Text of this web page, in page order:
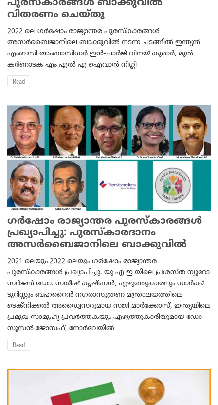
പുരസ്കാരങ്ങൾ ബാക്കുവിൽ
വിതരണം ചെയ്തു
2022 ലെ ഗർഷോം രാജ്യാന്തര പുരസ്കാരങ്ങൾ
അസർബൈജാനിലെ ബാക്കുവിൽ നടന്ന ചടങ്ങിൽ ഇന്ത്യൻ
എംബസി അംബാസിഡർ ഇൻ-ചാർജ് വിനയ് കുമാർ, മുൻ
കർണാടക എം എൽ എ ഐവാൻ നിഗ്ലി
Read
ഗര്‍ഷോം രാജ്യാന്തര പുരസ്‌കാരങ്ങള്‍
പ്രഖ്യാപിച്ചു: പുരസ്‌കാരദാനം
അസർബൈജാനിലെ ബാക്കുവിൽ
2021 ലെയും 2022 ലെയും ഗര്‍ഷോം രാജ്യാന്തര
പുരസ്‌കാരങ്ങള്‍ പ്രഖ്യാപിച്ചു. യു എ ഇ യിലെ പ്രശസ്ത ന്യൂറോ
സർജൻ ഡോ. സതീഷ് കൃഷ്ണൻ, എഴുത്തുകാരനും ഡാർക്ക്
ടൂറിസ്റ്റും ബഹറൈൻ നഗരാസൂത്രണ മന്ത്രാലയത്തിലെ
ടെക്നിക്കൽ അഡ്വൈസറുമായ സജി മാർക്കോസ്, ഇന്ത്യയിലെ
പ്രമുഖ സാമൂഹ്യ പ്രവർത്തകയും എഴുത്തുകാരിയുമായ ഡോ
സൂസൻ ജോസഫ്, നോർവേയിൽ
Read